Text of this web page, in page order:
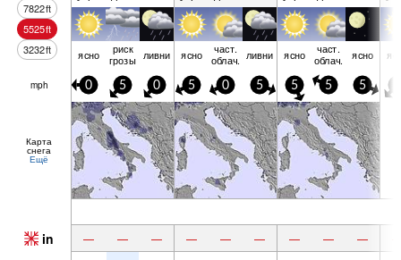
7822ft
5525ft
3232ft ясно риск
грозы ливни ясно част.
облач. ливни ясно част.
облач. ясно
mph 0 5 0 5 0 5 5 5 5
Карта
снега
Ещё
in — — — — — — — — —